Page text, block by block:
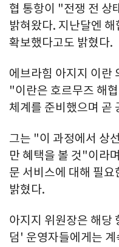
협 통항이 "전쟁 전 상
밝혀왔다. 지난달엔
확보했다고도 밝혔다.
에브라힘 아지지 이란
"이란은 호르무즈 해
체계를 준비했으며 곧
그는 "이 과정에서 상
만 혜택을 볼 것"이라
문 서비스에 대해 필
밝혔다.
아지지 위원장은 해당
덤' 운영자들에게는